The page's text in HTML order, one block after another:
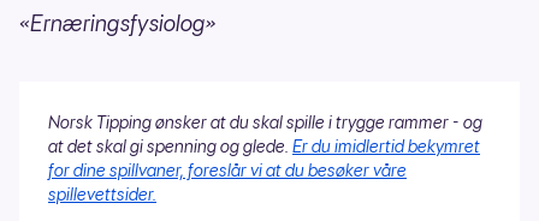
«Ernæringsfysiolog»
Norsk Tipping ønsker at du skal spille i trygge rammer - og
at det skal gi spenning og glede. Er du imidlertid bekymret
for dine spillvaner, foreslår vi at du besøker våre
spillevettsider.